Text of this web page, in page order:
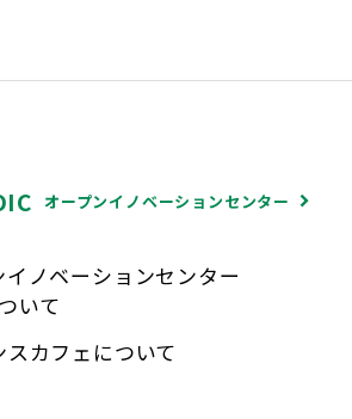
オープンイノベーションセンター
イノベーションセンター
いて
スカフェについて